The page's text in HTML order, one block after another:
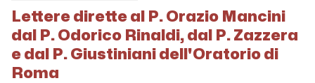
Lettere dirette al P. Orazio Mancini
dal P. Odorico Rinaldi, dal P. Zazzera
e dal P. Giustiniani dell'Oratorio di
Roma